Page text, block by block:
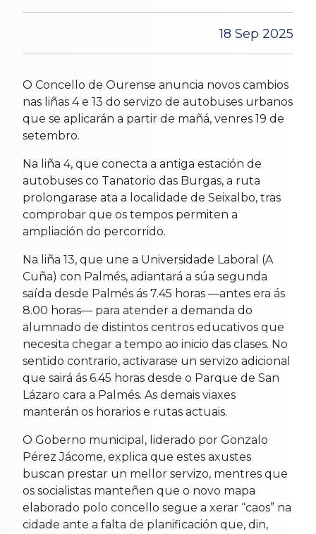
18 Sep 2025
O Concello de Ourense anuncia novos cambios
nas liñas 4 e 13 do servizo de autobuses urbanos
que se aplicarán a partir de mañá, venres 19 de
setembro.
Na liña 4, que conecta a antiga estación de
autobuses co Tanatorio das Burgas, a ruta
prolongarase ata a localidade de Seixalbo, tras
comprobar que os tempos permiten a
ampliación do percorrido.
Na liña 13, que une a Universidade Laboral (A
Cuña) con Palmés, adiantará a súa segunda
saída desde Palmés ás 7.45 horas —antes era ás
8.00 horas— para atender a demanda do
alumnado de distintos centros educativos que
necesita chegar a tempo ao inicio das clases. No
sentido contrario, activarase un servizo adicional
que sairá ás 6.45 horas desde o Parque de San
Lázaro cara a Palmés. As demais viaxes
manterán os horarios e rutas actuais.
O Goberno municipal, liderado por Gonzalo
Pérez Jácome, explica que estes axustes
buscan prestar un mellor servizo, mentres que
os socialistas manteñen que o novo mapa
elaborado polo concello segue a xerar “caos” na
cidade ante a falta de planificación que, din,